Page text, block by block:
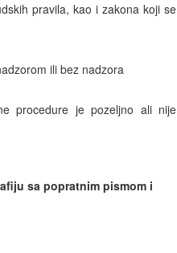
pravila, kao i zakona koji se
ili bez nadzora
procedure je pozeljno ali nije
sa popratnim pismom i